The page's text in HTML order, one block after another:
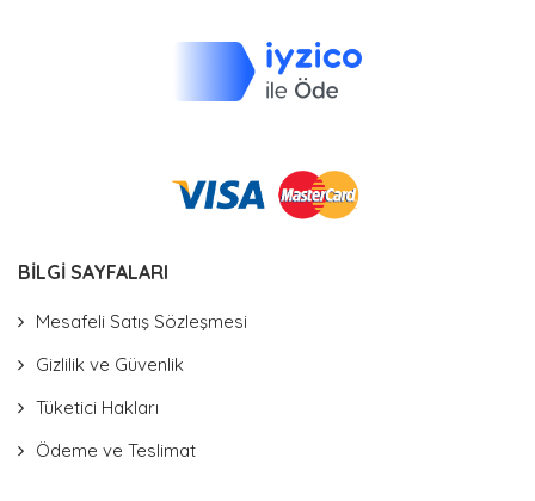
BİLGİ SAYFALARI
Mesafeli Satış Sözleşmesi
Gizlilik ve Güvenlik
Tüketici Hakları
Ödeme ve Teslimat